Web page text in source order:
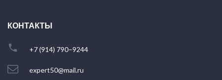
КОНТАКТЫ
+7 (914) 790–9244
expert50@mail.ru